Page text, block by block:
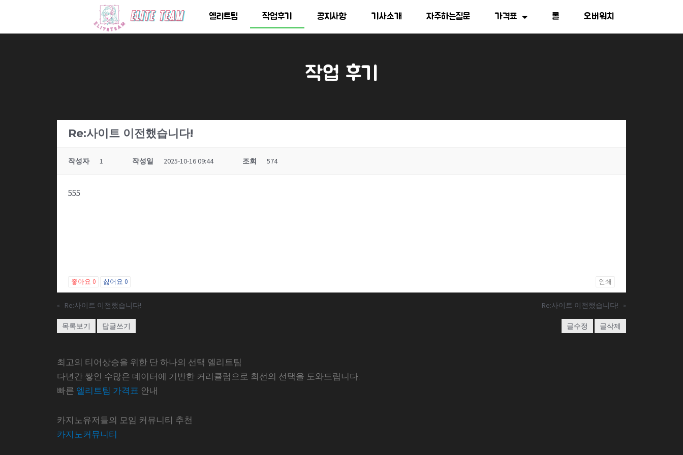
츠
엘리트팀 작업후기 공지사항 기사소개 자주하는질문 가격표 롤 오버워치
작업 후기
Re:사이트 이전했습니다!
작성자 1 작성일 2025-10-16 09:44 조회 574
555
좋아요 0 싫어요 0 인쇄
« Re:사이트 이전했습니다! Re:사이트 이전했습니다! »
목록보기 답글쓰기 글수정 글삭제
최고의 티어상승을 위한 단 하나의 선택 엘리트팀
다년간 쌓인 수많은 데이터에 기반한 커리큘럼으로 최선의 선택을 도와드립니다.
빠른 엘리트팀 가격표 안내
카지노유저들의 모임 커뮤니티 추천
카지노커뮤니티